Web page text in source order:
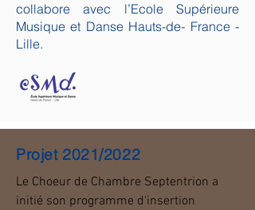
collabore avec l’Ecole Supérieure
Musique et Danse Hauts-de- France -
Lille.
Projet 2021/2022
Le Choeur de Chambre Septentrion a
initié son programme d'insertion